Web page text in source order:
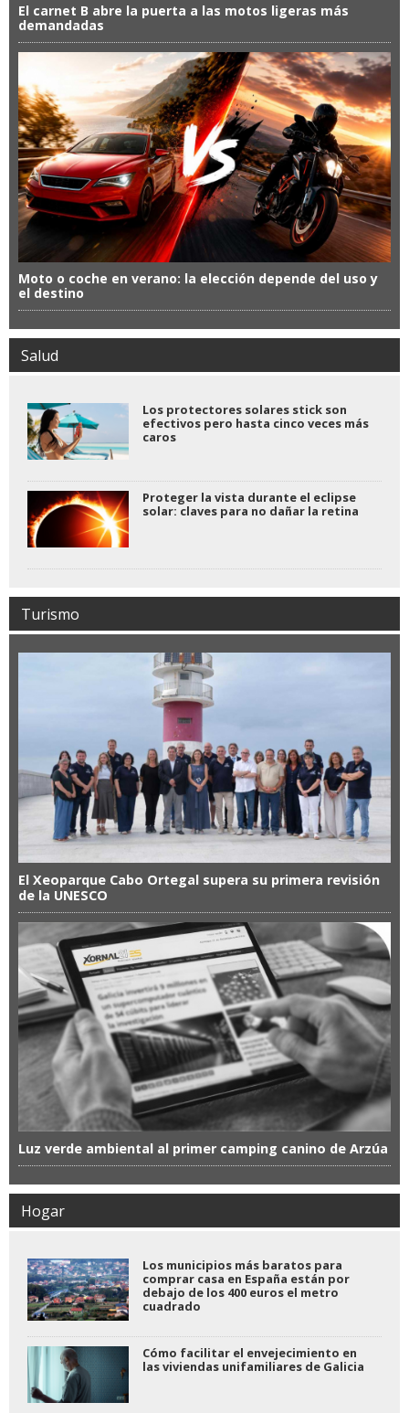
El carnet B abre la puerta a las motos ligeras más
demandadas
Moto o coche en verano: la elección depende del uso y
el destino
Salud
Los protectores solares stick son
efectivos pero hasta cinco veces más
caros
Proteger la vista durante el eclipse
solar: claves para no dañar la retina
Turismo
El Xeoparque Cabo Ortegal supera su primera revisión
de la UNESCO
Luz verde ambiental al primer camping canino de Arzúa
Hogar
Los municipios más baratos para
comprar casa en España están por
debajo de los 400 euros el metro
cuadrado
Cómo facilitar el envejecimiento en
las viviendas unifamiliares de Galicia